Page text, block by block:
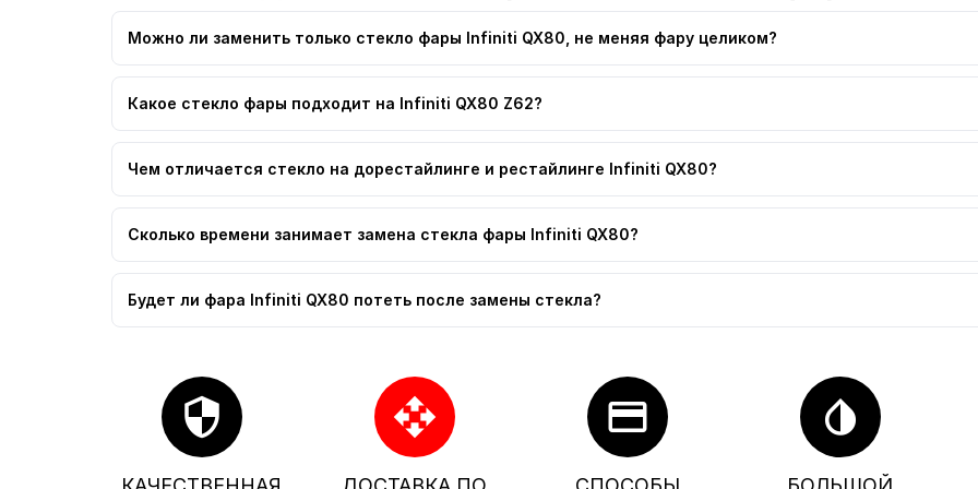
Можно ли заменить только стекло фары Infiniti QX80, не меняя фару целиком?
Какое стекло фары подходит на Infiniti QX80 Z62?
Чем отличается стекло на дорестайлинге и рестайлинге Infiniti QX80?
Сколько времени занимает замена стекла фары Infiniti QX80?
Будет ли фара Infiniti QX80 потеть после замены стекла?
security open_with credit_card invert_colors